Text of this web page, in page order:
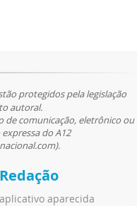
protegidos pela legislação
autoral.
comunicação, eletrônico ou
do A12
Redação
aplicativo aparecida